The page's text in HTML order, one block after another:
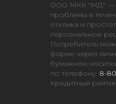
ООО МКК "МД" —
проблемы в
отклика и
персональное
Потребитель
форме через
бумажном
по телефону: 8-
Кредитный